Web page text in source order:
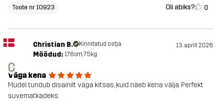
Toote nr 10923 Oli abiks? 0
C
Christian B. Kinnitatud ostja 13. aprill 2026
Mõõdud: 176cm, 75kg
Väga kena
Mudel tundub disainilt väga kitsas, kuid näeb kena välja. Perfekt
suvematkadeks.